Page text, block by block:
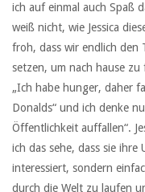
ich auf einmal auch Spaß
weiß nicht, wie Jessica
froh, dass wir endlich den
setzen, um nach hause
„Ich habe hunger, daher
Donalds“ und ich denke
Öffentlichkeit auffallen“.
ich das sehe, dass sie
interessiert, sondern
durch die Welt zu laufen